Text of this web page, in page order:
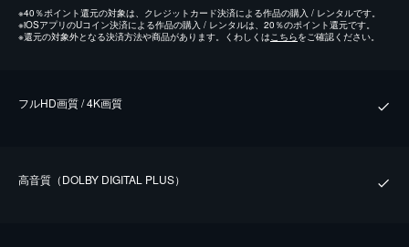
※40％ポイント還元の対象は、クレジットカード決済による作品の購入 / レンタルです。
※iOSアプリのUコイン決済による作品の購入 / レンタルは、20％のポイント還元です。
※還元の対象外となる決済方法や商品があります。くわしくはこちらをご確認ください。
フルHD画質 / 4K画質
⾼⾳質（DOLBY DIGITAL PLUS）